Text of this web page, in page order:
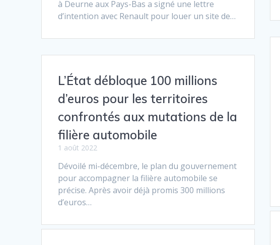
à Deurne aux Pays-Bas a signé une lettre
d’intention avec Renault pour louer un site de…
L’État débloque 100 millions
d’euros pour les territoires
confrontés aux mutations de la
filière automobile
1 août 2022
Dévoilé mi-décembre, le plan du gouvernement
pour accompagner la filière automobile se
précise. Après avoir déjà promis 300 millions
d’euros…